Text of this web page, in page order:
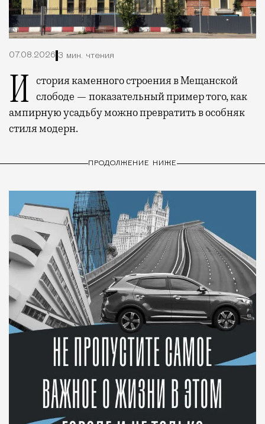
07.08.2026 3 мин. чтения
История каменного строения в Мещанской слободе — показательный пример того, как
ампирную усадьбу можно превратить в особняк
стиля модерн.
ПРОДОЛЖЕНИЕ НИЖЕ